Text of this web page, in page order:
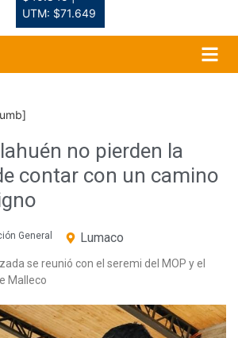
UTM: $71.649
no pierden la
contar con un camino
General Lumaco
se reunió con el seremi del MOP y el
Malleco